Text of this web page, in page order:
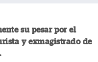
su pesar por el
y exmagistrado de